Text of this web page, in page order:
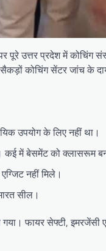
उत्तर प्रदेश में कोचिंग
सैकड़ों कोचिंग सेंटर जांच के
उपयोग के लिए नहीं था।
में बेसमेंट को क्लासरूम
नहीं मिले।
सील।
गया। फायर सेफ्टी,